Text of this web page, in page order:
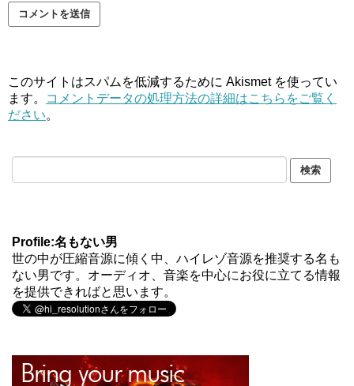
このサイトはスパムを低減するために Akismet を使ってい
ます。
コメントデータの処理方法の詳細はこちらをご覧く
ださい。
Profile:名もない男
世の中が圧縮音源に傾く中、ハイレゾ音源を推奨する名も
ない男です。オーディオ、音楽を中心にお役に立てる情報
を提供できればと思います。